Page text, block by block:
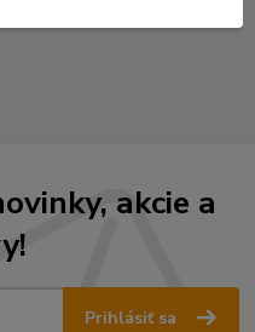
akcie a
Prihlásiť sa